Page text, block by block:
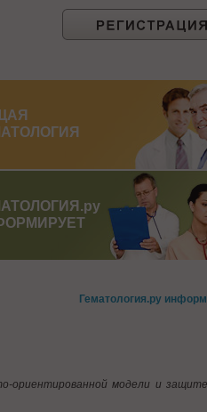
Гематология.ру
ориентированной модели и